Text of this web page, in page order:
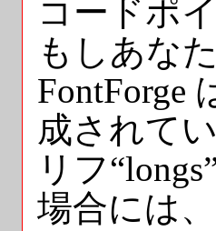
コードポ
もしあな
FontForge
成されて
リフ
場合には、